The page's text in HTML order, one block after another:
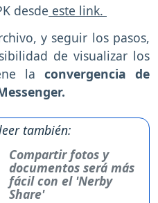
desde este link.
y seguir los pasos,
de visualizar los
la convergencia de
también:
Compartir fotos y
documentos será más
fácil con el 'Nerby
Share'